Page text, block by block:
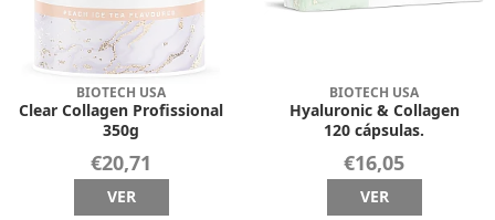
BIOTECH USA
Clear Collagen Profissional
350g
€20,71
VER
BIOTECH USA
Hyaluronic & Collagen
120 cápsulas.
€16,05
VER